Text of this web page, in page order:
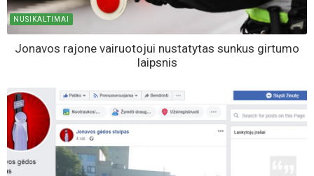
NUSIKALTIMAI
Jonavos rajone vairuotojui nustatytas sunkus girtumo
laipsnis